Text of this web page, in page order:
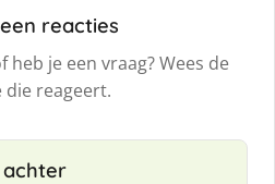
reacties
heb je een vraag? Wees de
die reageert.
achter